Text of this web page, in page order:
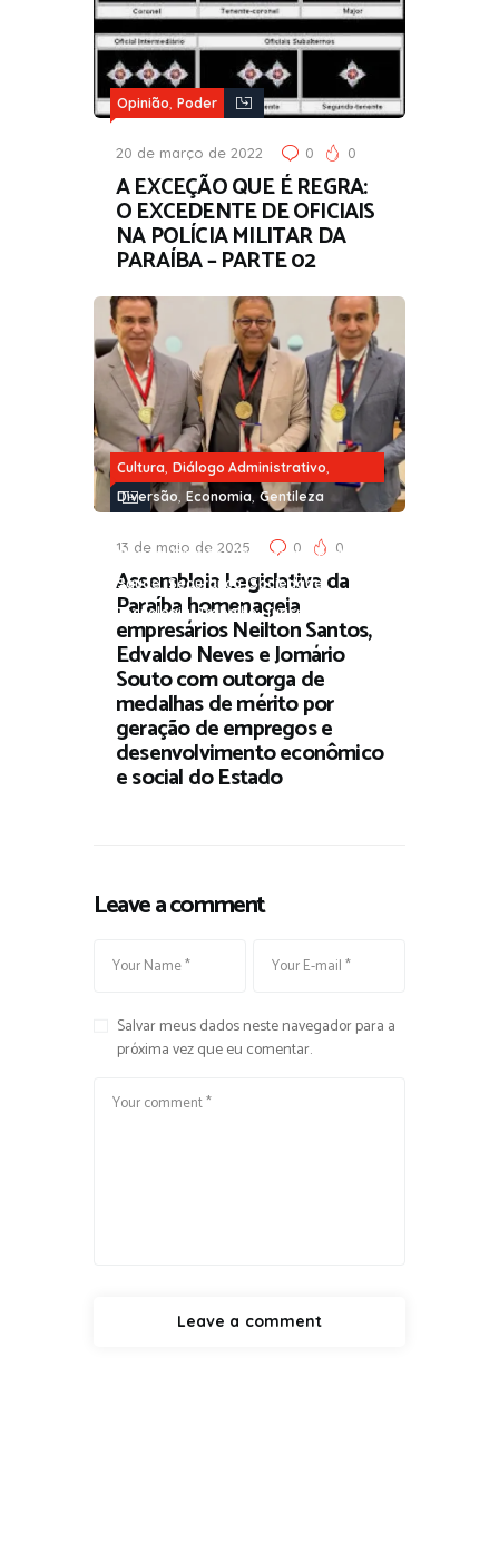
Opinião, Poder
20 de março de 2022 0 0
A EXCEÇÃO QUE É REGRA:
O EXCEDENTE DE OFICIAIS
NA POLÍCIA MILITAR DA
PARAÍBA – PARTE 02
Cultura, Diálogo Administrativo,
Diversão, Economia, Gentileza
Música,Opinião,Parlamento ,Poder
Saúde,Segurança,Sociedade
Tecnologia,Trabalho,Turismo
13 de maio de 2025 0 0
Assembleia Legislativa da
Paraíba homenageia
empresários Neilton Santos,
Edvaldo Neves e Jomário
Souto com outorga de
medalhas de mérito por
geração de empregos e
desenvolvimento econômico
e social do Estado
Leave a comment
Salvar meus dados neste navegador para a
próxima vez que eu comentar.